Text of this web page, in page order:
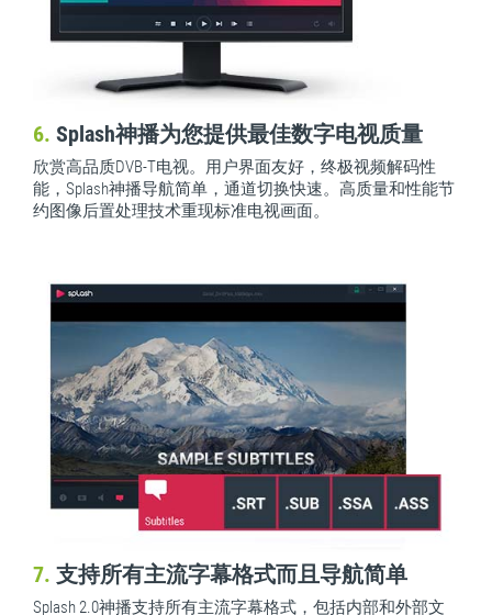
6. Splash神播为您提供最佳数字电视质量
欣赏高品质DVB-T电视。用户界面友好，终极视频解码性
能，Splash神播导航简单，通道切换快速。高质量和性能节
约图像后置处理技术重现标准电视画面。
7. 支持所有主流字幕格式而且导航简单
Splash 2.0神播支持所有主流字幕格式，包括内部和外部文